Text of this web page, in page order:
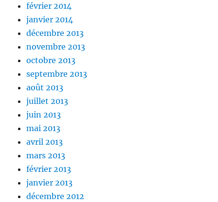
février 2014
janvier 2014
décembre 2013
novembre 2013
octobre 2013
septembre 2013
août 2013
juillet 2013
juin 2013
mai 2013
avril 2013
mars 2013
février 2013
janvier 2013
décembre 2012